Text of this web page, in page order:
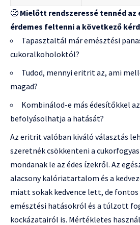
🧐 Mielőtt rendszeressé tennéd
érdemes feltenni a következő
Tapasztaltál már emésztési
cukoralkoholoktól?
Tudod, mennyi eritrit az, ami
magad?
Kombinálod-e más édesítőkkel
befolyásolhatja a hatását?
Az eritrit valóban kiváló választás
szeretnék csökkenteni a
mondanak le az édes ízekről. Az
alacsony kalóriatartalom és a
miatt sokak kedvence lett, de
emésztési hatásokról és a túlzott
kockázatairól is. Mértékletes